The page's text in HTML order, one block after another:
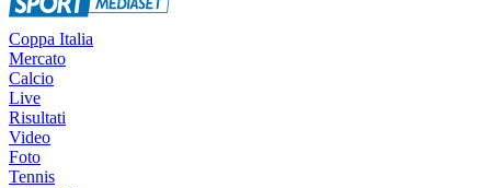
Coppa Italia
Mercato
Calcio
Live
Risultati
Video
Foto
Tennis